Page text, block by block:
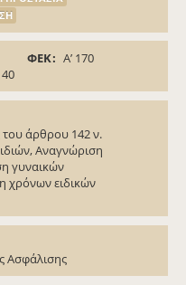
ΦΕΚ
Α’ 170
του άρθρου 142 ν.
Αναγνώριση
γυναικών
χρόνων ειδικών
Ασφάλισης